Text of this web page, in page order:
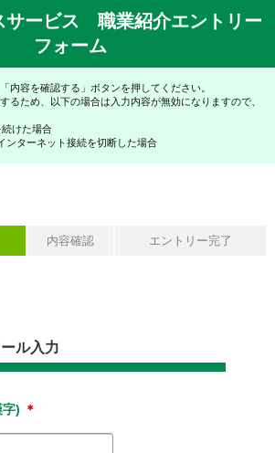
サービス 職業紹介エントリー
フォーム
内容を確認する」ボタンを押してください。
るため、以下の場合は入力内容が無効になりますので、
けた場合
ンターネット接続を切断した場合
内容確認 エントリー完了
ル入力
) ＊